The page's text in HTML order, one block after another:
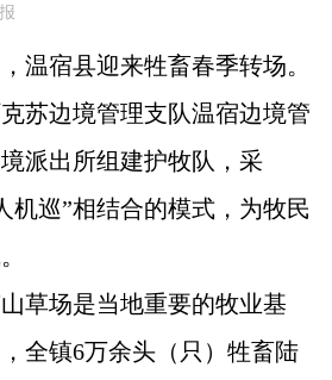
温宿县迎来牲畜春季转场。
苏边境管理支队温宿边境管
派出所组建护牧队，采
机巡”相结合的模式，为牧民
草场是当地重要的牧业基
全镇6万余头（只）牲畜陆